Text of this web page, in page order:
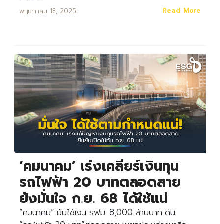
พฤษภาคม 18, 2025 Read More
‘คมนาคม’ เร่งเคลียร์เงินทุน
รถไฟฟ้า 20 บาทตลอดสาย
ยังมั่นใจ ก.ย. 68 ได้ใช้แน่
“คมนาคม” ยันใช้เงิน รฟม. 8,000 ล้านบาท ดัน